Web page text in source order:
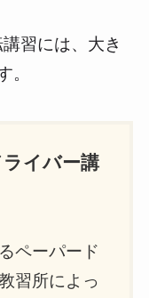
習には、大き
。
イバー講
ペーパード
習所によっ